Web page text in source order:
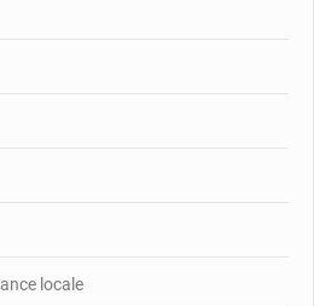
locale